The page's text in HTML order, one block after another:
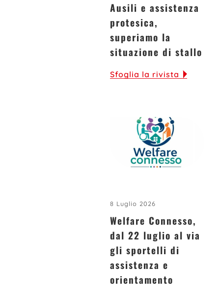
Ausili e assistenza
protesica,
superiamo la
situazione di stallo
Sfoglia la rivista
8 Luglio 2026
Welfare Connesso,
dal 22 luglio al via
gli sportelli di
assistenza e
orientamento